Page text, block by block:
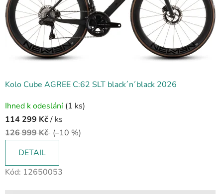
Kolo Cube AGREE C:62 SLT black´n´black 2026
Ihned k odeslání (1 ks)
114 299 Kč/ ks
126 999 Kč (–10 %)
DETAIL
Kód: 12650053